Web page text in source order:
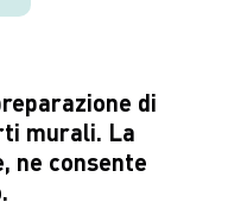
di
murali. La
ne consente